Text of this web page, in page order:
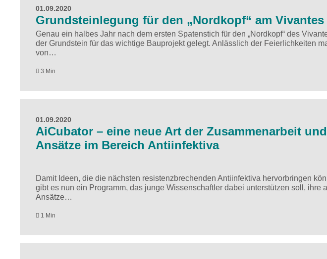
01.09.2020
Grundsteinlegung für den „Nordkopf“ am
Genau ein halbes Jahr nach dem ersten Spatenstich für den „Nordkopf“ des
der Grundstein für das wichtige Bauprojekt gelegt. Anlässlich der Feierlichkeiten
von…
3 Min
01.09.2020
AiCubator – eine neue Art der Zusammenarbeit
Ansätze im Bereich Antiinfektiva
Damit Ideen, die die nächsten resistenzbrechenden Antiinfektiva hervorbringen
gibt es nun ein Programm, das junge Wissenschaftler dabei unterstützen soll, ihre
Ansätze…
1 Min